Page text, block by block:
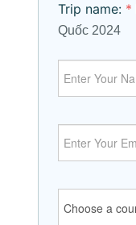
Trip name: *
Quốc 2024